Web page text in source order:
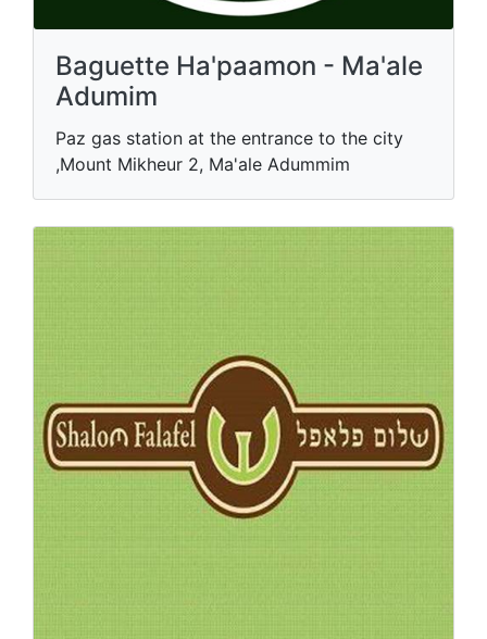
Baguette Ha'paamon - Ma'ale
Adumim
Paz gas station at the entrance to the city
,Mount Mikheur 2, Ma'ale Adummim